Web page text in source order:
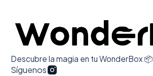
Descubre la magia en tu WonderBox 📦
Síguenos